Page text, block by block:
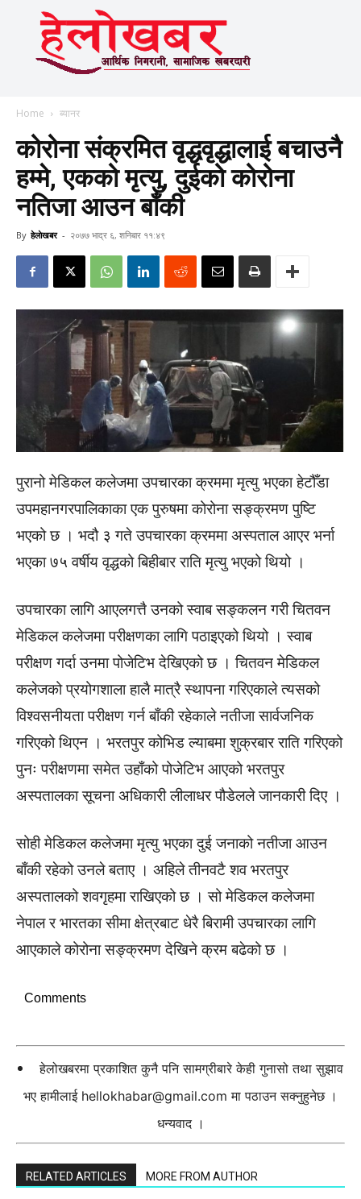
Home ब्यानर
कोरोना संक्रमित वृद्धवृद्धालाई बचाउनै
हम्मे, एकको मृत्यु, दुईको कोरोना
नतिजा आउन बाँकी
By हेलाेखबर - २०७७ भाद्र ६, शनिबार ११:४९
पुरानो मेडिकल कलेजमा उपचारका क्रममा मृत्यु भएका हेटौँडा
उपमहानगरपालिकाका एक पुरुषमा कोरोना सङ्क्रमण पुष्टि
भएको छ । भदौ ३ गते उपचारका क्रममा अस्पताल आएर भर्ना
भएका ७५ वर्षीय वृद्धको बिहीबार राति मृत्यु भएको थियो ।
उपचारका लागि आएलगत्तै उनको स्वाब सङ्कलन गरी चितवन
मेडिकल कलेजमा परीक्षणका लागि पठाइएको थियो । स्वाब
परीक्षण गर्दा उनमा पोजेटिभ देखिएको छ । चितवन मेडिकल
कलेजको प्रयोगशाला हालै मात्रै स्थापना गरिएकाले त्यसको
विश्वसनीयता परीक्षण गर्न बाँकी रहेकाले नतीजा सार्वजनिक
गरिएको थिएन । भरतपुर कोभिड ल्याबमा शुक्रबार राति गरिएको
पुनः परीक्षणमा समेत उहाँको पोजेटिभ आएको भरतपुर
अस्पतालका सूचना अधिकारी लीलाधर पौडेलले जानकारी दिए ।
सोही मेडिकल कलेजमा मृत्यु भएका दुई जनाको नतीजा आउन
बाँकी रहेको उनले बताए । अहिले तीनवटै शव भरतपुर
अस्पतालको शवगृहमा राखिएको छ । सो मेडिकल कलेजमा
नेपाल र भारतका सीमा क्षेत्रबाट धेरै बिरामी उपचारका लागि
आएकाले कोरोना सङ्क्रमण देखिने क्रम बढेको छ ।
Comments
हेलोखबरमा प्रकाशित कुनै पनि सामग्रीबारे केही गुनासो तथा सुझाव
भए हामीलाई hellokhabar@gmail.com मा पठाउन सक्नुहुनेछ ।
धन्यवाद ।
RELATED ARTICLES MORE FROM AUTHOR